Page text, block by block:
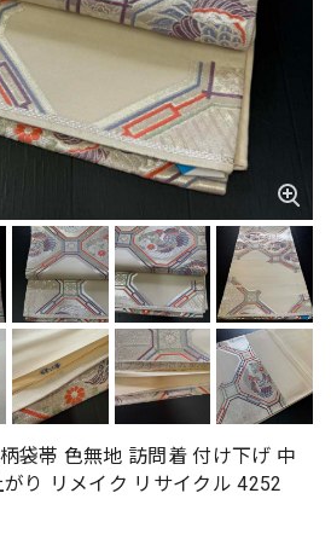
袋帯 色無地 訪問着 付け下げ 中
り リメイク リサイクル 4252